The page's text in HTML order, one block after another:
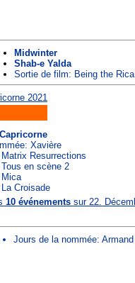
Midwinter
Shab-e Yalda
Sortie de film: Being the
Xavière
Resurrections
en scène 2
Croisade
10 événements sur 22.
Jours de la nommée: Armand